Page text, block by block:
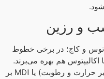
و رزین
و کاج؛ در برخی خطوط
اکالیپتوس هم بهره می‌برند.
رزین‌ها: فنولیک (مقاوم در برابر حرارت و رطوبت) یا MDI بر